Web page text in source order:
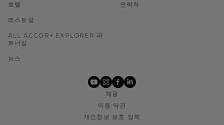
호텔
레스토랑
ALL ACCOR+ EXPLORER 파
트너십
뉴스
연락처
youtube
instagram
facebook
linkedin
채용
이용 약관
개인정보 보호 정책